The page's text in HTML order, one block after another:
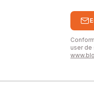
user de